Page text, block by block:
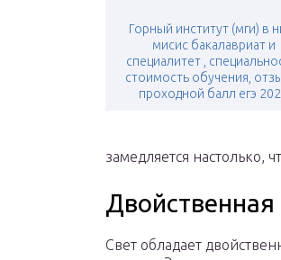
Горный институт (мги) в
мисис бакалавриат и
специалитет ,
стоимость обучения,
проходной балл егэ
замедляется настолько,
Двойственная
Свет обладает